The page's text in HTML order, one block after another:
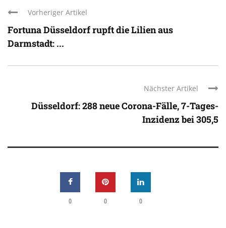
Vorheriger Artikel
Fortuna Düsseldorf rupft die Lilien aus
Darmstadt: ...
Nächster Artikel
Düsseldorf: 288 neue Corona-Fälle, 7-Tages-
Inzidenz bei 305,5
0 0 0